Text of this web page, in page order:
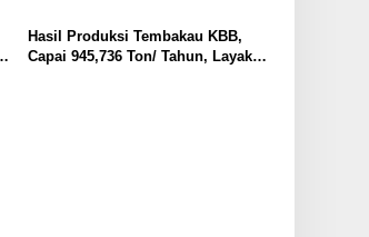
Hasil Produksi Tembakau KBB,
Capai 945,736 Ton/ Tahun, Layak